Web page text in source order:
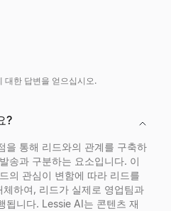
대한 답변을 얻으십시오.
?
을 통해 리드와의 관계를 구축하
송과 구분하는 요소입니다. 이
의 관심이 변함에 따라 리드를
하여, 리드가 실제로 영업팀과
됩니다. Lessie AI는 콘텐츠 재